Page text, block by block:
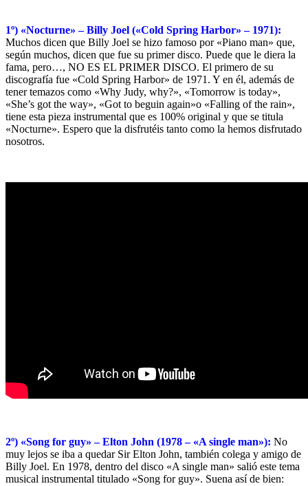
1º) «Nocturne» – Billy Joel («Cold Spring Harbor» – 1971):
Muchos dicen que Billy Joel se hizo famoso por «Piano man» que,
según muchos, dicen que fue su primer disco. Puede que le diera la
fama, pero…, NO ES EL PRIMER DISCO. El primero de su
discografía fue «Cold Spring Harbor» de 1971. Y en él, además de
tener temazos como «Why Judy, why?», «Tomorrow is today»,
«She’s got the way», «Got to beguin again»o «Falling of the rain»,
tiene esta pieza instrumental que es 100% original y que se titula
«Nocturne». Espero que la disfrutéis tanto como la hemos disfrutado
nosotros.
2º) «Song for guy» – Elton John (1978 – «A single man»): No
muy lejos se iba a quedar Sir Elton John, también colega y amigo de
Billy Joel. En 1978, dentro del disco «A single man» salió este tema
musical instrumental titulado «Song for guy». Suena así de bien: